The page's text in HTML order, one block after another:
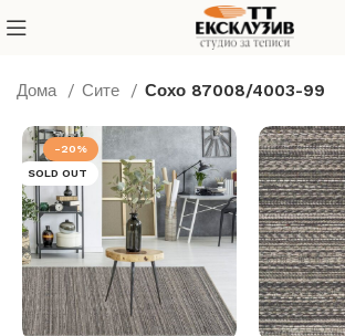
Дома Сите Сохо 87008/4003-99
-20%
SOLD OUT